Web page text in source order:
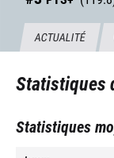
ACTUALITÉ
Statistiques
Statistiques